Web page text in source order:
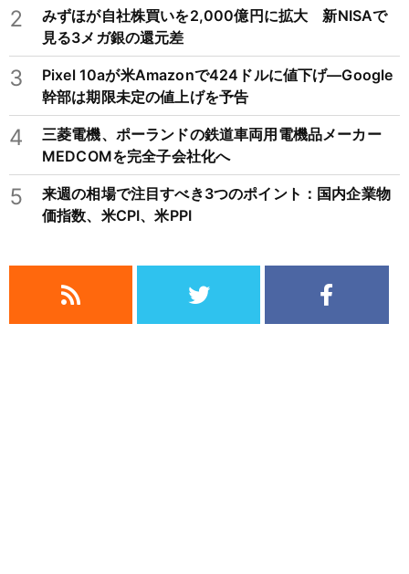
2
みずほが自社株買いを2,000億円に拡大 新NISAで
見る3メガ銀の還元差
3
Pixel 10aが米Amazonで424ドルに値下げ―Google
幹部は期限未定の値上げを予告
4
三菱電機、ポーランドの鉄道車両用電機品メーカー
MEDCOMを完全子会社化へ
5
来週の相場で注目すべき3つのポイント：国内企業物
価指数、米CPI、米PPI